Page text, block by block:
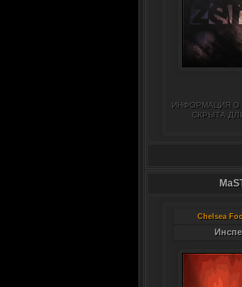
ИНФОРМАЦИЯ О
СКРЫТА
Chelsea